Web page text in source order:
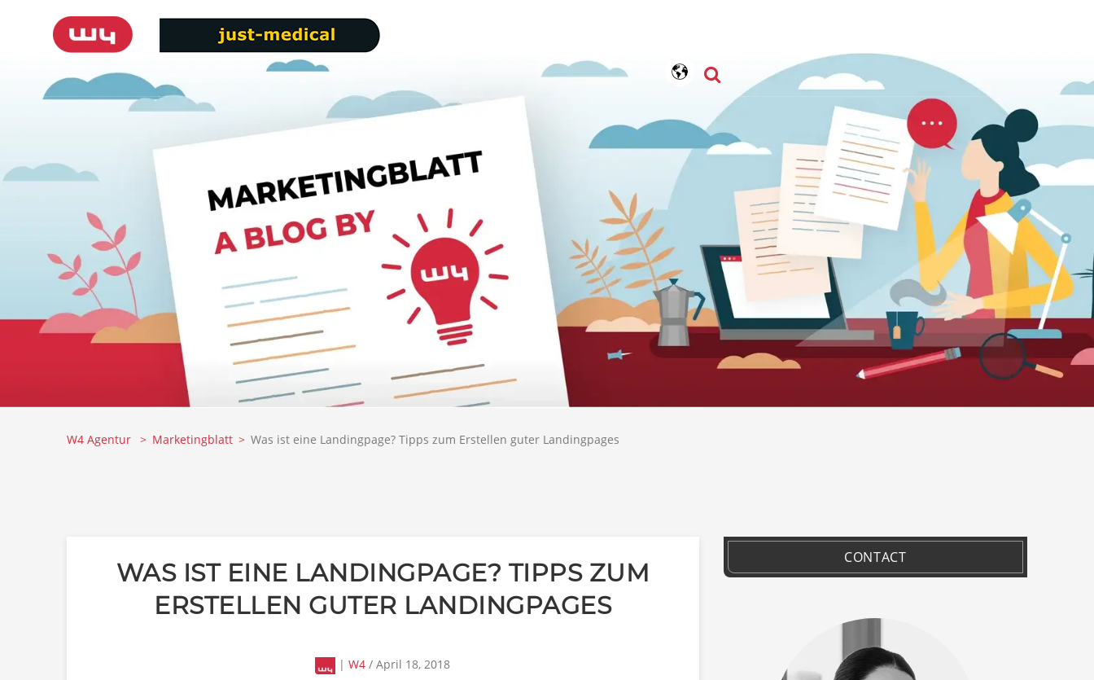
W4 Agentur Marketingblatt Was ist eine Landingpage? Tipps zum Erstellen guter Landingpages
WAS IST EINE LANDINGPAGE? TIPPS ZUM
ERSTELLEN GUTER LANDINGPAGES
|W4 / April 18, 2018
CONTACT